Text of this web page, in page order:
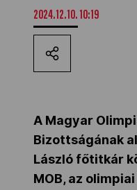
Kettőskarrier-
2024.12.10. 10:19
A Magyar
Bizottságának
László főtitkár
MOB, az